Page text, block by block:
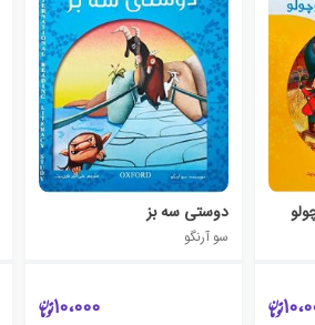
دوستی سه بز
سو آرنگو
10،000